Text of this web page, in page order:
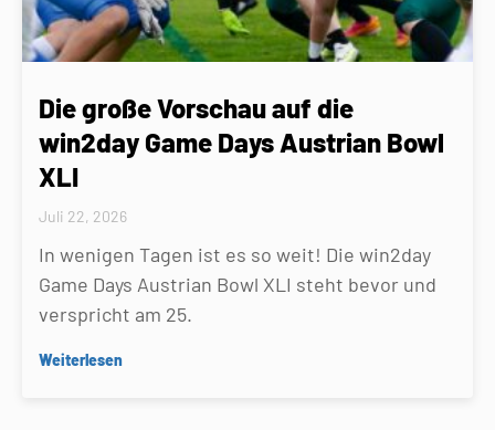
Die große Vorschau auf die
win2day Game Days Austrian Bowl
XLI
Juli 22, 2026
In wenigen Tagen ist es so weit! Die win2day
Game Days Austrian Bowl XLI steht bevor und
verspricht am 25.
Weiterlesen